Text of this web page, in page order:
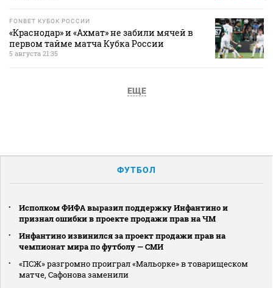
FONBET КУБОК РОССИИ
«Краснодар» и «Ахмат» не забили мячей в
первом тайме матча Кубка России
5 августа 21:35
ЕЩЕ
ФУТБОЛ
Исполком ФИФА выразил поддержку Инфантино и
признал ошибки в проекте продажи прав на ЧМ
Инфантино извинился за проект продажи прав на
чемпионат мира по футболу — СМИ
«ПСЖ» разгромно проиграл «Мальорке» в товарищеском
матче, Сафонова заменили